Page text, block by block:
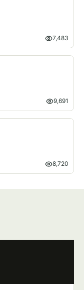
7,483
9,691
8,720